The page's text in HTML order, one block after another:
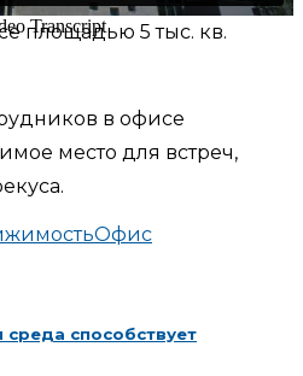
площадью 5 тыс. кв.
в офисе
место для встреч,
Офис
способствует